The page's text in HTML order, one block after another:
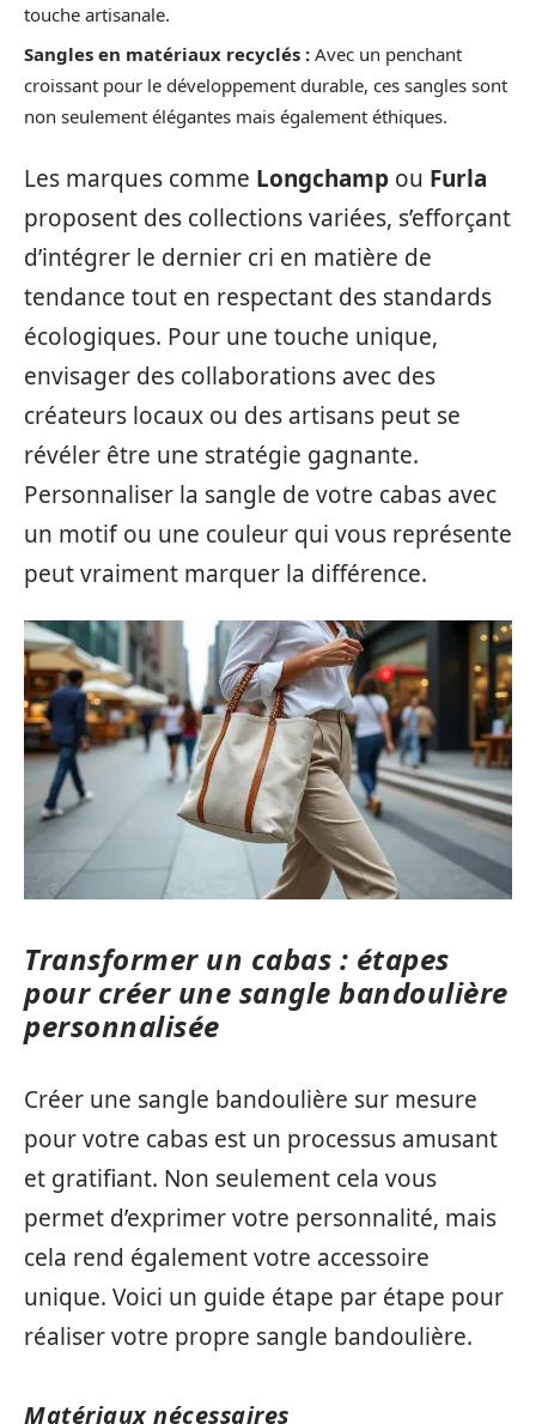
touche artisanale.
Sangles en matériaux recyclés : Avec un penchant
croissant pour le développement durable, ces sangles sont
non seulement élégantes mais également éthiques.
Les marques comme Longchamp ou Furla
proposent des collections variées, s’efforçant
d’intégrer le dernier cri en matière de
tendance tout en respectant des standards
écologiques. Pour une touche unique,
envisager des collaborations avec des
créateurs locaux ou des artisans peut se
révéler être une stratégie gagnante.
Personnaliser la sangle de votre cabas avec
un motif ou une couleur qui vous représente
peut vraiment marquer la différence.
Transformer un cabas : étapes
pour créer une sangle bandoulière
personnalisée
Créer une sangle bandoulière sur mesure
pour votre cabas est un processus amusant
et gratifiant. Non seulement cela vous
permet d’exprimer votre personnalité, mais
cela rend également votre accessoire
unique. Voici un guide étape par étape pour
réaliser votre propre sangle bandoulière.
Matériaux nécessaires